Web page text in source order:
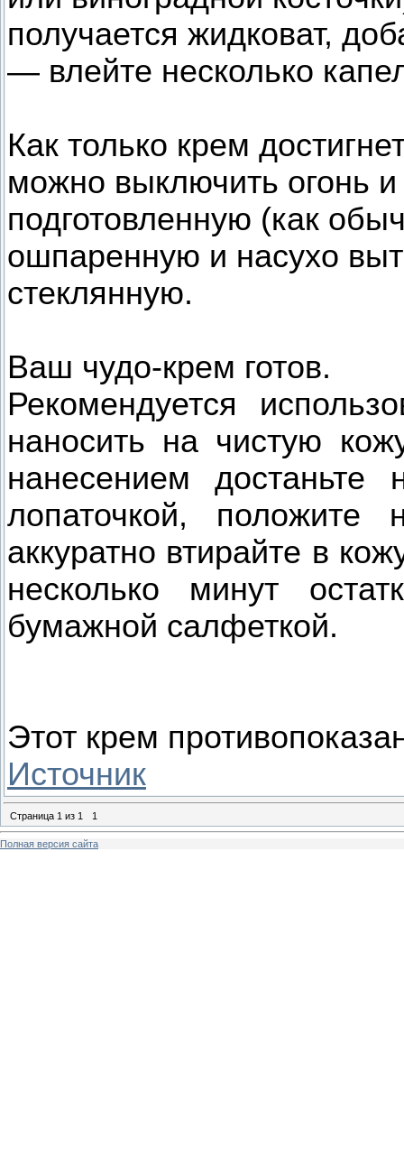
получается жидковат,
— влейте несколько
Как только крем
можно выключить огонь и
подготовленную (как
ошпаренную и насухо
стеклянную.
Ваш чудо-крем готов.
Рекомендуется
наносить на чистую
нанесением достаньте
лопаточкой,
аккуратно втирайте в
несколько минут
бумажной салфеткой.
Этот крем
Источник
Страница 1 из 1 1
Полная версия сайта